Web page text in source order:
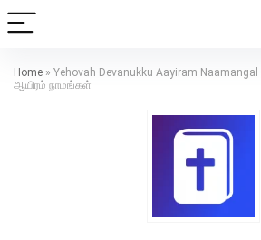
Home » Yehovah Devanukku Aayiram
ஆயிரம் நாமங்கள்